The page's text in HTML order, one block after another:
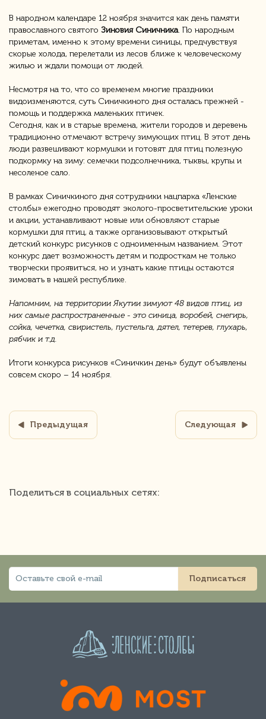
В народном календаре 12 ноября значится как день памяти
православного святого Зиновия Синичника. По народным
приметам, именно к этому времени синицы, предчувствуя
скорые холода, перелетали из лесов ближе к человеческому
жилью и ждали помощи от людей.
Несмотря на то, что со временем многие праздники
видоизменяются, суть Синичкиного дня осталась прежней -
помощь и поддержка маленьких птичек.
Сегодня, как и в старые времена, жители городов и деревень
традиционно отмечают встречу зимующих птиц. В этот день
люди развешивают кормушки и готовят для птиц полезную
подкормку на зиму: семечки подсолнечника, тыквы, крупы и
несоленое сало.
В рамках Синичкиного дня сотрудники нацпарка «Ленские
столбы» ежегодно проводят эколого-просветительские уроки
и акции, устанавливают новые или обновляют старые
кормушки для птиц, а также организовывают открытый
детский конкурс рисунков с одноименным названием. Этот
конкурс дает возможность детям и подросткам не только
творчески проявиться, но и узнать какие птицы остаются
зимовать в нашей республике.
Напомним, на территории Якутии зимуют 48 видов птиц, из
них самые распространенные - это синица, воробей, снегирь,
сойка, чечетка, свиристель, пустельга, дятел, тетерев, глухарь,
рябчик и т.д.
Итоги конкурса рисунков «Синичкин день» будут объявлены
совсем скоро – 14 ноября.
Предыдущая Следующая
Поделиться в социальных сетях:
Подписаться